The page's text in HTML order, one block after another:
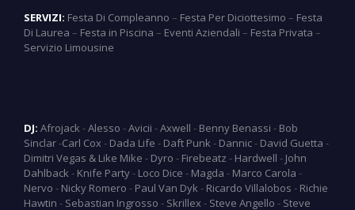
SERVIZI: Festa Di Compleanno – Festa Per Diciottesimo – Festa
Di Laurea – Festa in Piscina – Eventi Aziendali – Festa Privata –
Servizio Limousine
DJ: Afrojack -Alesso -Avicii -Axwell - Benny Benassi - Bob
Sinclar-Carl Cox- Dada Life - Daft Punk - Dannic- David Guetta -
Dimitri Vegas & Like Mike - Dyro - Firebeatz - Hardwell - John
Dahlback - Knife Party- Loco Dice - Magda - Marco Carola -
Nervo - Nicky Romero - Paul Van Dyk - Ricardo Villalobos - Richie
Hawtin - Sebastian Ingrosso - Skrillex- Steve Angello - Steve